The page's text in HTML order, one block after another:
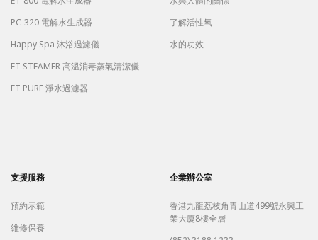
PC-320 電解水生成器
Happy Spa 沐浴過濾儀
ET STEAMER 高溫消毒蒸氣清潔儀
ET PURE 淨水過濾器
了解活性氧
水的功效
支援服務
預約示範
維修保養
企業辦公室
香港九龍荔枝角青山道499號永興工
業大廈8樓全層